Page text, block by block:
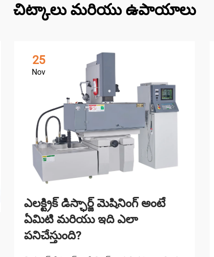
చిట్కాలు మరియు ఉపాయాలు
25
Nov
ఎలక్ట్రిక్ డిస్ఛార్జ్ మెషినింగ్ అంటే
ఏమిటి మరియు ఇది ఎలా
పనిచేస్తుంది?